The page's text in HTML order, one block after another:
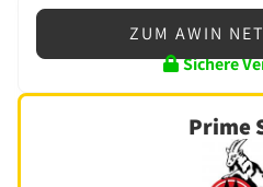
ZUM AWIN
Sichere
Prime